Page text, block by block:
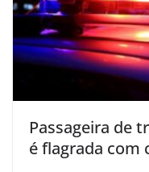
Passageira de
é flagrada com